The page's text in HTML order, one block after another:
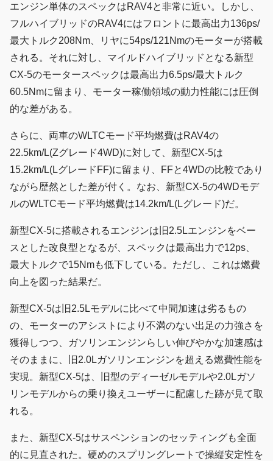
エンジン単体のスペックはRAV4と非常に近い。しかし、
フルハイブリッドのRAV4にはフロントに最高出力136ps/
最大トルク208Nm、リヤに54ps/121Nmのモーターが搭載
される。それに対し、マイルドハイブリッドとなる新型
CX-5のモータースペックは最高出力6.5ps/最大トルク
60.5Nmに留まり、モーター稼働領域の動力性能には圧倒
的な差がある。
さらに、両車のWLTCモード平均燃費はRAV4の
22.5km/L(Zグレード4WD)に対して、新型CX-5は
15.2km/L(LグレードFF)に留まり、FFと4WDの比較であり
ながら歴然とした差が付く。なお、新型CX-5の4WDモデ
ルのWLTCモード平均燃費は14.2km/L(Lグレード)だ。
新型CX-5に搭載されるエンジンは旧2.5Lエンジンをベー
スとした改良型となるが、スペックは最高出力で12ps、
最大トルクで15Nmも低下している。ただし、これは燃費
向上を図った結果だ。
新型CX-5は旧2.5Lモデルに比べて中間加速は劣るもの
の、モーターのアシストにより不満のない出足の力強さを
獲得しつつ、ガソリンエンジンらしい伸びやかな加速感は
そのままに、旧2.0Lガソリンエンジンを超える燃費性能を
実現。新型CX-5は、旧型のディーゼルモデルや2.0Lガソ
リンモデルからの乗り換えユーザーに配慮した跡が見て取
れる。
また、新型CX-5はサスペンションのセッティングも全面
的に見直された。硬めのスプリングレートで操縦安定性を